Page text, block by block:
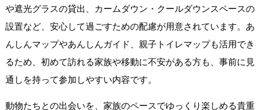
や遮光グラスの貸出、カームダウン・クールダウンスペースの
設置など、安心して過ごすための配慮が用意されています。あ
んしんマップやあんしんガイド、親子トイレマップも活用でき
るため、初めて訪れる家族や移動に不安がある方も、事前に見
通しを持って参加しやすい内容です。
動物たちとの出会いを、家族のペースでゆっくり楽しめる貴重